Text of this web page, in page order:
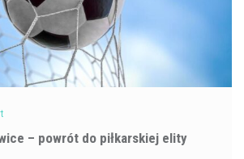
– powrót do piłkarskiej elity